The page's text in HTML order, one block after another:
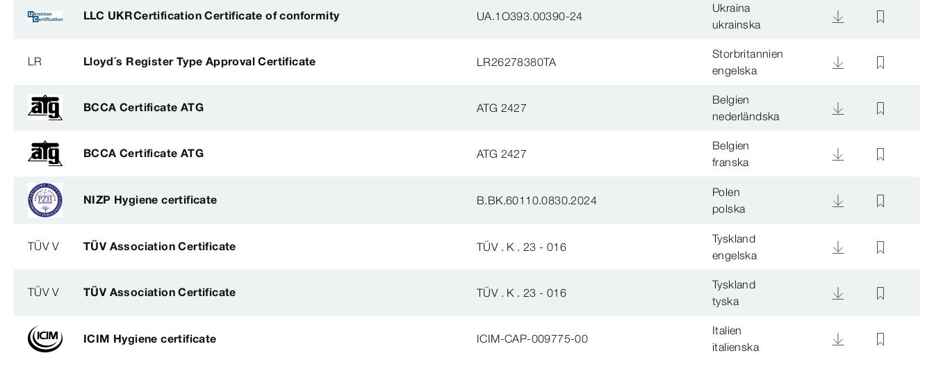
LLC UKRCertification Certificate of conformity UA.1O393.00390-24
Ukraina
ukrainska
LR Lloyd´s Register Type Approval Certificate LR26278380TA
Storbritannien
engelska
BCCA Certificate ATG ATG 2427
Belgien
nederländska
BCCA Certificate ATG ATG 2427
Belgien
franska
NIZP Hygiene certificate B.BK.60110.0830.2024
Polen
polska
TÜV V TÜV Association Certificate TÜV . K . 23 - 016
Tyskland
engelska
TÜV V TÜV Association Certificate TÜV . K . 23 - 016
Tyskland
tyska
ICIM Hygiene certificate ICIM-CAP-009775-00
Italien
italienska